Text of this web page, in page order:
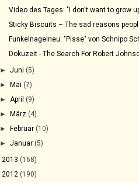
Video des Tages: "I don't want to grow
Sticky Biscuits – The sad reasons
Funkelnagelneu: "Pisse" von Schnipo
Dokuzeit - The Search For Robert
►Juni (5)
►Mai (7)
► April (9)
►März (4)
►Februar (10)
►Januar (5)
2013 (168)
2012 (190)